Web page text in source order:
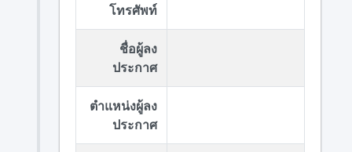
โทรศัพท์
ชื่อผู้ลง
ประกาศ
ตำแหน่งผู้ลง
ประกาศ